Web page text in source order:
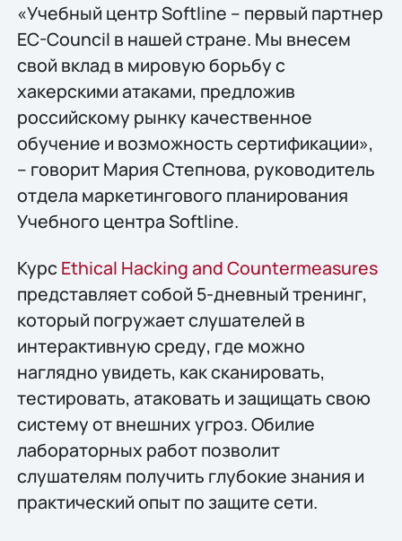
«Учебный центр Softline – первый партнер
EC-Council в нашей стране. Мы внесем
свой вклад в мировую борьбу с
хакерскими атаками, предложив
российскому рынку качественное
обучение и возможность сертификации»,
– говорит Мария Степнова, руководитель
отдела маркетингового планирования
Учебного центра Softline.
КурсEthical Hacking and Countermeasures
представляет собой 5-дневный тренинг,
который погружает слушателей в
интерактивную среду, где можно
наглядно увидеть, как сканировать,
тестировать, атаковать и защищать свою
систему от внешних угроз. Обилие
лабораторных работ позволит
слушателям получить глубокие знания и
практический опыт по защите сети.